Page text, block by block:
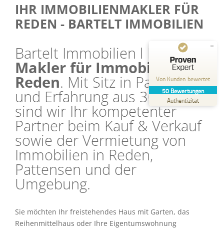
Von Kunden bewertet
50 Bewertungen
Authentizität
Kundenbewertungen und Erfahrungen zu
BARTELT Immobilien
100
%
Empfehlungen auf
ProvenExpert.com
GUT
4,43
/
5,00
6
Bewertungen auf
ProvenExpert.com
44
Bewertungen von
2
anderen Quellen
IHR IMMOBILIENMAKLER FÜR
REDEN - BARTELT IMMOBILIEN
Bartelt Immobilien l Ihr
Makler für Immobilien in
Reden. Mit Sitz in Pattensen
und Erfahrung aus 30 Jahren
sind wir Ihr kompetenter
Partner beim Kauf & Verkauf
sowie der Vermietung von
Immobilien in Reden,
Pattensen und der
Umgebung.
Sie möchten Ihr freistehendes Haus mit Garten, das
Reihenmittelhaus oder Ihre Eigentumswohnung